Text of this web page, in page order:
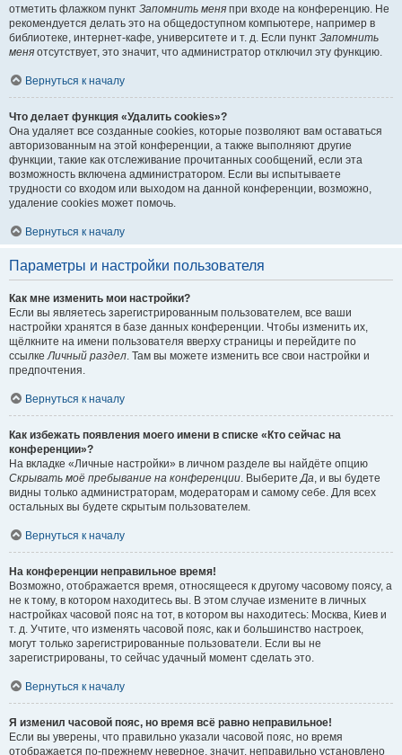
отметить флажком пункт Запомнить меня при входе на конференцию. Не
рекомендуется делать это на общедоступном компьютере, например в
библиотеке, интернет-кафе, университете и т. д. Если пункт Запомнить
меня отсутствует, это значит, что администратор отключил эту функцию.
Вернуться к началу
Что делает функция «Удалить cookies»?
Она удаляет все созданные cookies, которые позволяют вам оставаться
авторизованным на этой конференции, а также выполняют другие
функции, такие как отслеживание прочитанных сообщений, если эта
возможность включена администратором. Если вы испытываете
трудности со входом или выходом на данной конференции, возможно,
удаление cookies может помочь.
Вернуться к началу
Параметры и настройки пользователя
Как мне изменить мои настройки?
Если вы являетесь зарегистрированным пользователем, все ваши
настройки хранятся в базе данных конференции. Чтобы изменить их,
щёлкните на имени пользователя вверху страницы и перейдите по
ссылкеЛичный раздел. Там вы можете изменить все свои настройки и
предпочтения.
Вернуться к началу
Как избежать появления моего имени в списке «Кто сейчас на
конференции»?
На вкладке «Личные настройки» в личном разделе вы найдёте опцию
Скрывать моё пребывание на конференции. ВыберитеДа, и вы будете
видны только администраторам, модераторам и самому себе. Для всех
остальных вы будете скрытым пользователем.
Вернуться к началу
На конференции неправильное время!
Возможно, отображается время, относящееся к другому часовому поясу, а
не к тому, в котором находитесь вы. В этом случае измените в личных
настройках часовой пояс на тот, в котором вы находитесь: Москва, Киев и
т. д. Учтите, что изменять часовой пояс, как и большинство настроек,
могут только зарегистрированные пользователи. Если вы не
зарегистрированы, то сейчас удачный момент сделать это.
Вернуться к началу
Я изменил часовой пояс, но время всё равно неправильное!
Если вы уверены, что правильно указали часовой пояс, но время
отображается по-прежнему неверное, значит, неправильно установлено